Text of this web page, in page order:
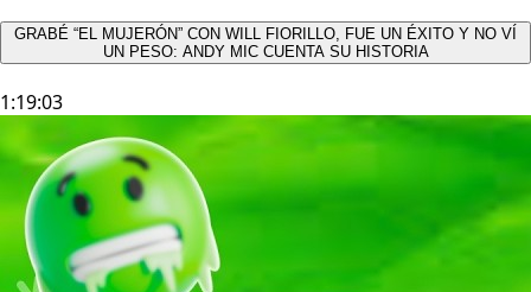
GRABÉ “EL MUJERÓN” CON WILL FIORILLO, FUE UN ÉXITO Y NO VÍ
UN PESO: ANDY MIC CUENTA SU HISTORIA
1:19:03